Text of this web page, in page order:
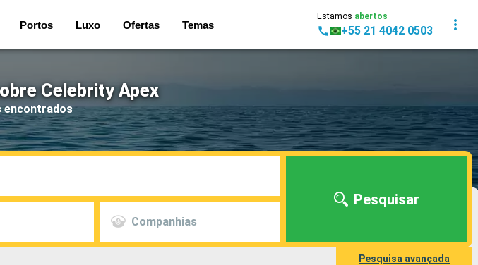
Portos Luxo Ofertas Temas
Estamos abertos
+55 21 4042 0503
Celebrity Apex
encontrados
Companhias
Pesquisar
Pesquisa avançada